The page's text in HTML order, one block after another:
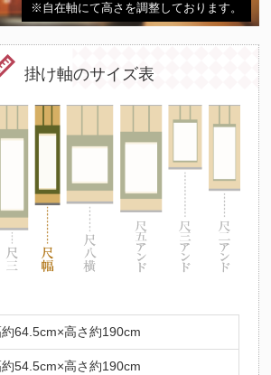
※自在軸にて高さを調整しております。
掛け軸のサイズ表
64.5cm×高さ約190cm
54.5cm×高さ約190cm